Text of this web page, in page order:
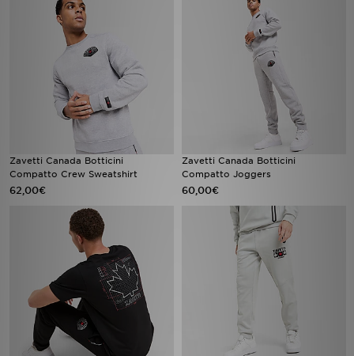
Zavetti Canada Botticini
Compatto Crew Sweatshirt
62,00€
Zavetti Canada Botticini
Compatto Joggers
60,00€